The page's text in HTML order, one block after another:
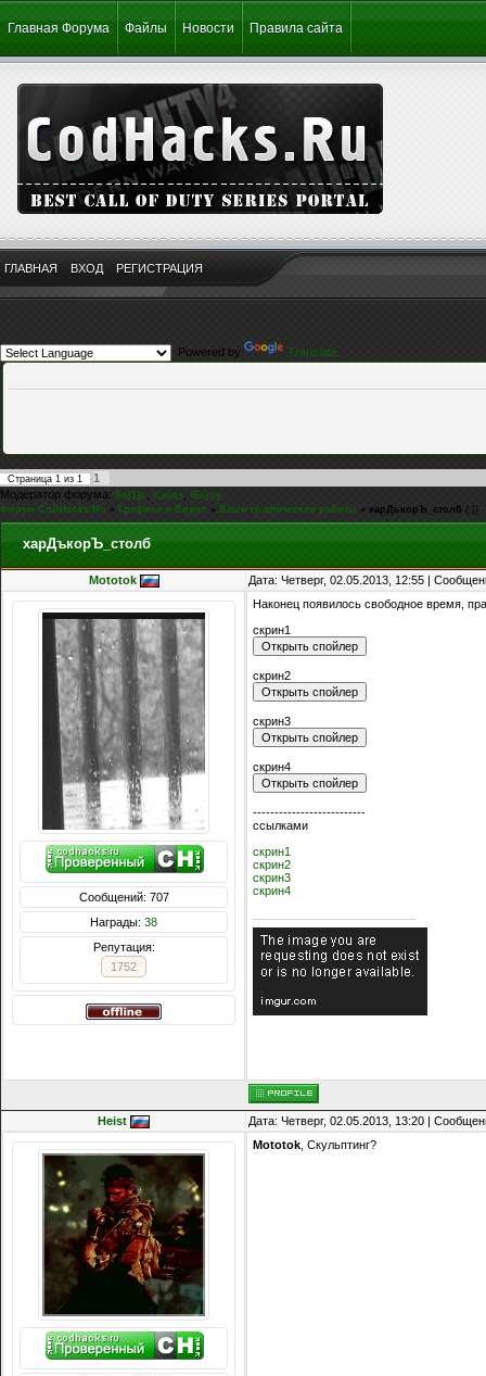
Главная Форума Файлы Новости Правила сайта
ГЛАВНАЯ ВХОД РЕГИСТРАЦИЯ
Powered by Translate
Страница 1 из 1
1
Модератор форума:Sn[1]p,Casus,iEnjoy
Форум CoDHacks.Ru » Графика и Видео » Ваши графические работы » xapДъкорЪ_столб (:})
xapДъкорЪ_столб
Mototok Дата: Четверг, 02.05.2013, 12:55 |
Сообщений: 707
Награды: 38
Репутация:
1752
Наконец появилось свободное время,
скрин1
скрин2
скрин3
скрин4
--------------------------
ссылками
скрин1
скрин2
скрин3
скрин4
Heist Дата: Четверг, 02.05.2013, 13:20 |
Mototok , Скульптинг?